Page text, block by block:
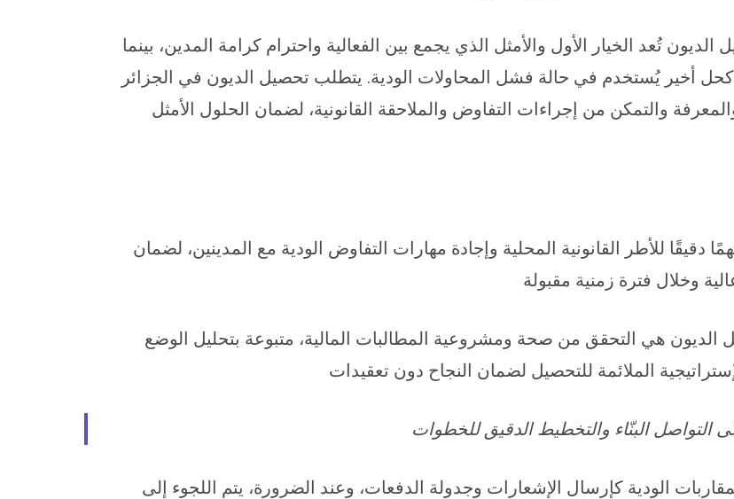
الديون تُعد الخيار الأول والأمثل الذي يجمع بين الفعالية واحترام كرامة المدين، بينما
كحل أخير يُستخدم في حالة فشل المحاولات الودية. يتطلب تحصيل الديون في الجزائر
والمعرفة والتمكن من إجراءات التفاوض والملاحقة القانونية، لضمان الحلول الأمثل
دقيقًا للأطر القانونية المحلية وإجادة مهارات التفاوض الودية مع المدينين، لضمان
وخلال فترة زمنية مقبولة
الديون هي التحقق من صحة ومشروعية المطالبات المالية، متبوعة بتحليل الوضع
الملائمة للتحصيل لضمان النجاح دون تعقيدات
التواصل البنّاء والتخطيط الدقيق للخطوات
الودية كإرسال الإشعارات وجدولة الدفعات، وعند الضرورة، يتم اللجوء إلى